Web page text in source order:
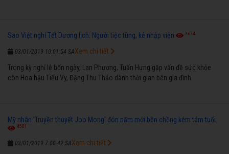
Sao Việt nghỉ Tết Dương lịch: Người tiệc tùng, kẻ nhập viện 7674
03/01/2019 10:01:54 SA
Trong kỳ nghỉ lễ bốn ngày, Lan Phương, Tuấn Hưng gặp vấn đề sức khỏe
còn Hoa hậu Tiểu Vy, Đặng Thu Thảo dành thời gian bên gia đình.
Xem chi tiết
Mỹ nhân 'Truyền thuyết Joo Mong' đón năm mới bên chồng kém tám tuổi
4501
03/01/2019 7:00:42 SAXem chi tiết